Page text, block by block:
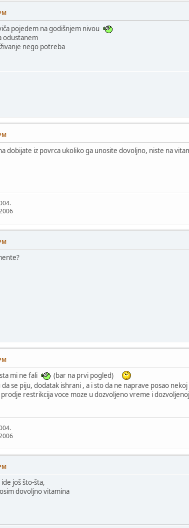
pojedem na godišnjem nivou
odustanem
nego potreba
dobijate iz povrca ukoliko ga unosite dovoljno, niste na
mi ne fali
(bar na prvi pogled)
se piju, dodatak ishrani , a i sto da ne naprave posao
prodje restrikcija voce moze u dozvoljeno vreme i
još što-šta,
dovoljno vitamina